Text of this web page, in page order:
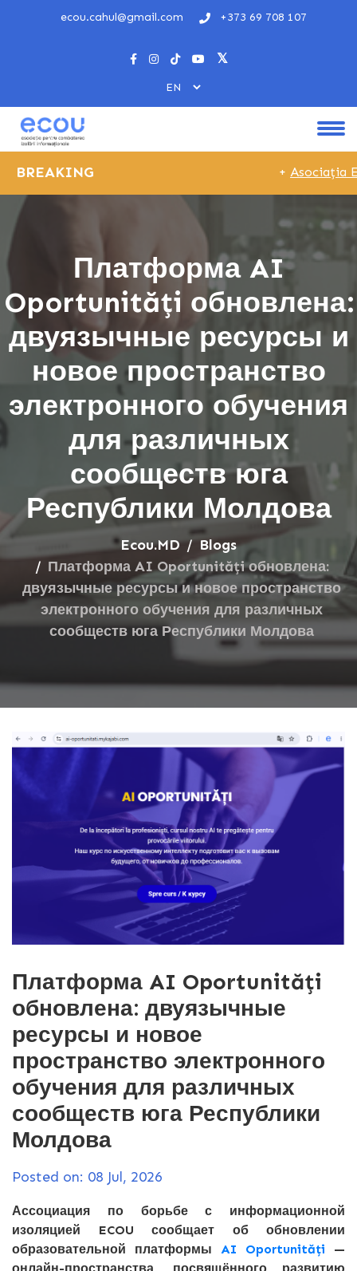
ecou.cahul@gmail.com +373 69 708 107
BREAKING +Asociația
Платформа AI
Oportunități обновлена:
двуязычные ресурсы и
новое пространство
электронного обучения
для различных
сообществ юга
Республики Молдова
Ecou.MD
Blogs
Платформа AI Oportunități обновлена:
двуязычные ресурсы и новое пространство
электронного обучения для различных
сообществ юга Республики Молдова
Платформа AI Oportunități
обновлена: двуязычные
ресурсы и новое
пространство электронного
обучения для различных
сообществ юга Республики
Молдова
Posted on: 08 Jul, 2026
Ассоциация по борьбе с информационной
изоляцией ECOU сообщает об обновлении
образовательной платформы AI Oportunități —